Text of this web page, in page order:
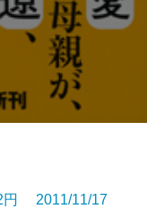
円 2011/11/17